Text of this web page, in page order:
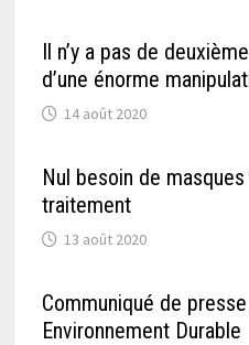
Il n’y a pas de
d’une énorme
14 août 2020
Nul besoin de
traitement
13 août 2020
Communiqué de
Environnement